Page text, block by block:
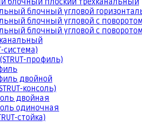
блочный плоский трехканальный
блочный угловой
блочный угловой с
блочный угловой с
система)
профиль)
двойной
консоль)
двойная
одиночная
стойка)